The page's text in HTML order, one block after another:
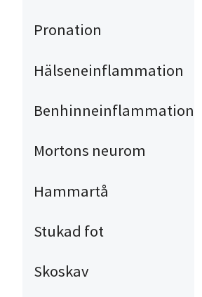
Pronation
Hälseneinflammation
Benhinneinflammation
Mortons neurom
Hammartå
Stukad fot
Skoskav